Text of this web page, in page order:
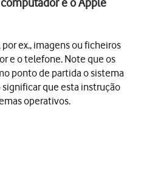
ex., imagens ou ficheiros
e o telefone. Note que os
ponto de partida o sistema
que esta instrução
operativos.